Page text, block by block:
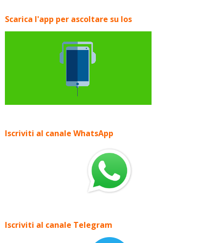
Scarica l'app per ascoltare su Ios
Iscriviti al canale WhatsApp
Iscriviti al canale Telegram